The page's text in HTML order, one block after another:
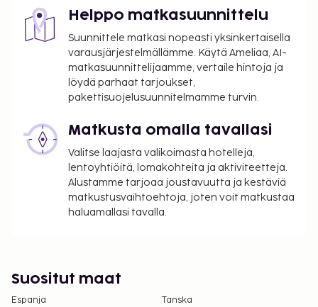
Helppo matkasuunnittelu
Suunnittele matkasi nopeasti yksinkertaisella
varausjärjestelmällämme. Käytä Ameliaa, AI-
matkasuunnittelijaamme, vertaile hintoja ja
löydä parhaat tarjoukset,
pakettisuojelusuunnitelmamme turvin.
Matkusta omalla tavallasi
Valitse laajasta valikoimasta hotelleja,
lentoyhtiöitä, lomakohteita ja aktiviteetteja.
Alustamme tarjoaa joustavuutta ja kestäviä
matkustusvaihtoehtoja, joten voit matkustaa
haluamallasi tavalla.
Suositut maat
Espanja
Tanska